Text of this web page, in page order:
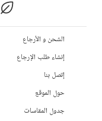
الشحن و الأرجاع
إنشاء طلب الإرجاع
إتصل بنا
حول الموقع
جدول المقاسات